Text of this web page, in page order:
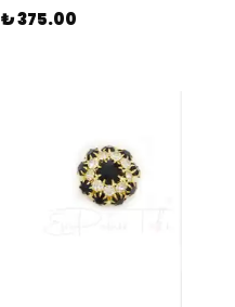
₺ 375.00